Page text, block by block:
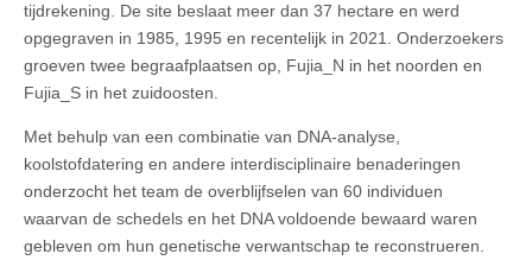
tijdrekening. De site beslaat meer dan 37 hectare en werd
opgegraven in 1985, 1995 en recentelijk in 2021. Onderzoekers
groeven twee begraafplaatsen op, Fujia_N in het noorden en
Fujia_S in het zuidoosten.
Met behulp van een combinatie van DNA-analyse,
koolstofdatering en andere interdisciplinaire benaderingen
onderzocht het team de overblijfselen van 60 individuen
waarvan de schedels en het DNA voldoende bewaard waren
gebleven om hun genetische verwantschap te reconstrueren.